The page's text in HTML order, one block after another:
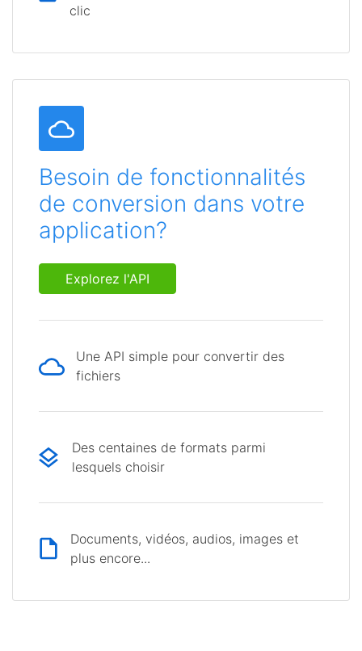
clic
Besoin de fonctionnalités
de conversion dans votre
application?
Explorez l'API
Une API simple pour convertir des
fichiers
Des centaines de formats parmi
lesquels choisir
Documents, vidéos, audios, images et
plus encore...